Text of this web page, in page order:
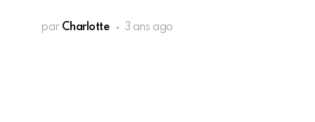
par Charlotte 3 ans ago